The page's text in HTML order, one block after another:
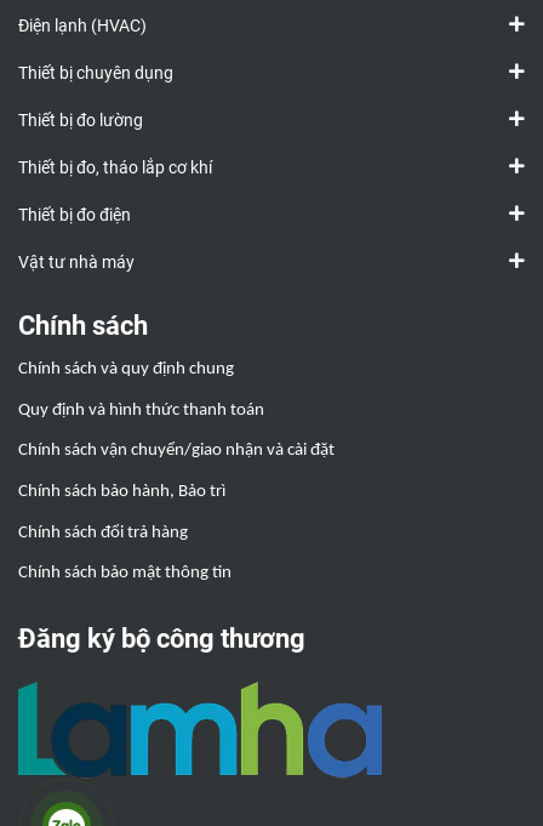
Điện lạnh (HVAC)
Thiết bị chuyên dụng
Thiết bị đo lường
Thiết bị đo, tháo lắp cơ khí
Thiết bị đo điện
Vật tư nhà máy
Chính sách
Chính sách và quy định chung
Quy định và hình thức thanh toán
Chính sách vận chuyển/giao nhận và cài đặt
Chính sách bảo hành, Bảo trì
Chính sách đổi trả hàng
Chính sách bảo mật thông tin
Đăng ký bộ công thương